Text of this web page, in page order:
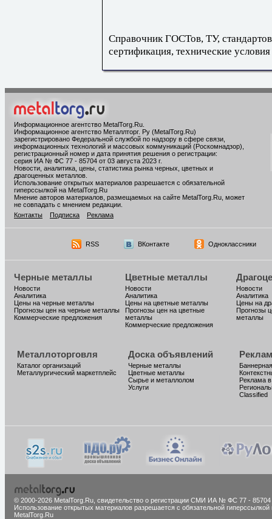
Справочник ГОСТов, ТУ,
сертификация, технические условия
Информационное агентство MetalTorg.Ru
Информационное агентство Металлторг. Ру (MetalTorg.Ru)
зарегистрировано Федеральной службой по надзору в сфере связи,
информационных технологий и массовых коммуникаций (Роскомнадзор),
регистрационный номер и дата принятия решения о регистрации:
серия ИА № ФС 77 - 85704 от 03 августа 2023 г.
Новости, аналитика, цены, статистика рынка черных, цветных и
драгоценных металлов.
Использование открытых материалов разрешается с обязательной
гиперссылкой на MetalTorg.Ru
Мнение авторов материалов, размещаемых на сайте MetalTorg.Ru, может
не совпадать с мнением редакции.
Контакты
Подписка Реклама
RSS ВКонтакте Одноклассники
Черные металлы
Новости
Аналитика
Цены на черные металлы
Прогнозы цен на черные металлы
Коммерческие предложения
Цветные металлы
Новости
Аналитика
Цены на цветные металлы
Прогнозы цен на цветные
металлы
Коммерческие предложения
Новости
Аналитика
Цены на
Прогнозы
металлы
Металлоторговля
Каталог организаций
Металлургический маркетплейс
Доска объявлений
Черные металлы
Цветные металлы
Сырье и металлолом
Услуги
Реклама
Classified
© 2000-2026 MetalTorg.Ru, cвидетельство о регистрации СМИ ИА № ФС 77 - 85704
Использование открытых материалов разрешается с обязательной гиперссылкой
MetalTorg.Ru